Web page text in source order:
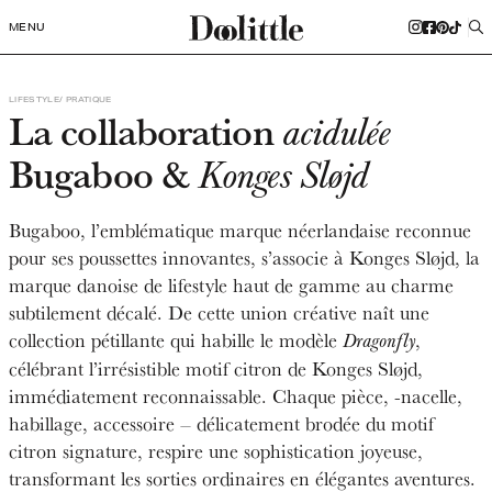
MENU
LIFESTYLE PRATIQUE
La collaborationacidulée
Bugaboo &Konges Sløjd
Bugaboo, l’emblématique marque néerlandaise reconnue
pour ses poussettes innovantes, s’associe à Konges Sløjd, la
marque danoise de lifestyle haut de gamme au charme
subtilement décalé. De cette union créative naît une
collection pétillante qui habille le modèle Dragonfly,
célébrant l’irrésistible motif citron de Konges Sløjd,
immédiatement reconnaissable. Chaque pièce, -nacelle,
habillage, accessoire – délicatement brodée du motif
citron signature, respire une sophistication joyeuse,
transformant les sorties ordinaires en élégantes aventures.